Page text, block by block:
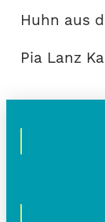
Huhn aus
Pia Lanz